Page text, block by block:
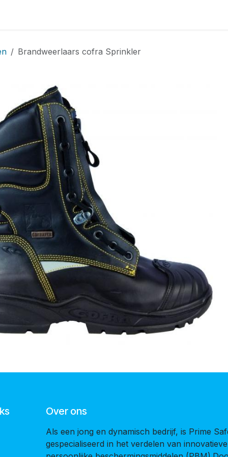
Brandweerlaars cofra Sprinkler
Over ons
Als een jong en dynamisch bedrijf, is Prime
gespecialiseerd in het verdelen van innovatieve